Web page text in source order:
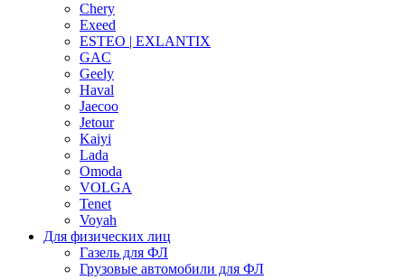
Chery
Exeed
ESTEO | EXLANTIX
GAC
Geely
Haval
Jaecoo
Jetour
Kaiyi
Lada
Omoda
VOLGA
Tenet
Voyah
Для физических лиц
Газель для ФЛ
Грузовые автомобили для ФЛ